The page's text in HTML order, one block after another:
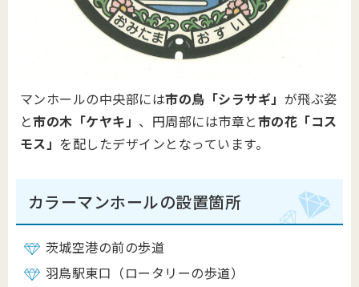
マンホールの中央部には市の鳥「シラサギ」 が飛ぶ姿
と市の木「ケヤキ」 、円周部には市章と市の花「コス
モス」 を配したデザインとなっています。
カラーマンホールの設置箇所
茨城空港の前の歩道
羽鳥駅東口（ロータリーの歩道）